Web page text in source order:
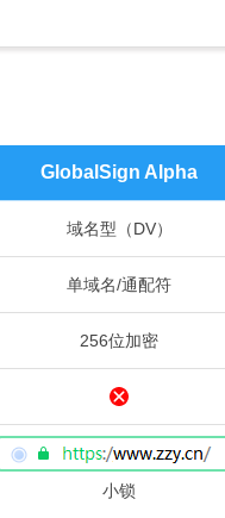
GlobalSign Alpha
域名型（DV）
单域名/通配符
256位加密
小锁